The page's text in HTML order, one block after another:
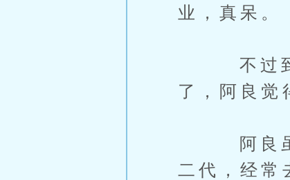
业，真呆。
不过到了
了，阿良觉
阿良虽然
二代，经常